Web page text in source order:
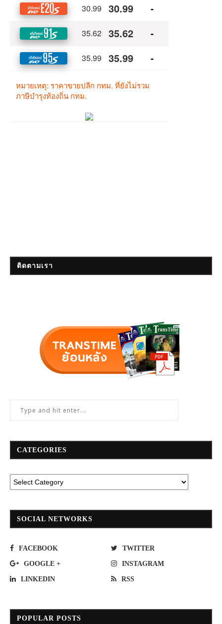
ติดตามเรา
CATEGORIES
SOCIAL NETWORKS
FACEBOOK TWITTER
GOOGLE + INSTAGRAM
LINKEDIN RSS
POPULAR POSTS